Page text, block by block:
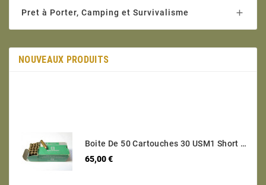
Pret à Porter, Camping et Survivalisme 
NOUVEAUX PRODUITS
Boite De 50 Cartouches 30 USM1 Short Categorie C
65,00 €Prix